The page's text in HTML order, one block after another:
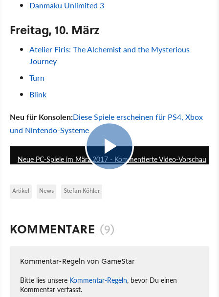
Danmaku Unlimited 3
Freitag, 10. März
Atelier Firis: The Alchemist and the Mysterious
Journey
Turn
Blink
Neu für Konsolen:Diese Spiele erscheinen für PS4, Xbox
und Nintendo-Systeme
Neue PC-Spiele im März 2017 - Kommentierte Video-Vorschau
Artikel News Stefan Köhler
KOMMENTARE (9)
Kommentar-Regeln von GameStar
Bitte lies unsere Kommentar-Regeln, bevor Du einen
Kommentar verfasst.